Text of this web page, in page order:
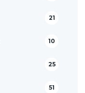
21
10
25
51